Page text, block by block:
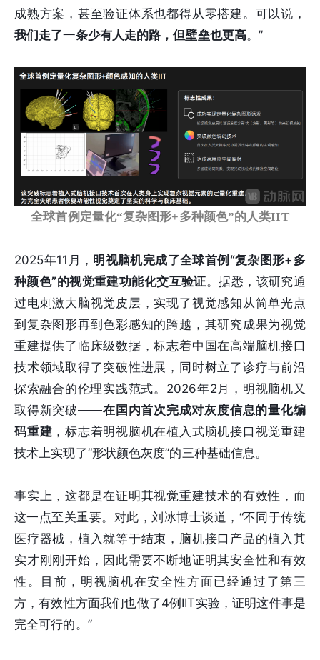
成熟方案，甚至验证体系也都得从零搭建。可以说，
我们走了一条少有人走的路，但壁垒也更高。”
全球首例定量化“复杂图形+多种颜色”的人类IIT
2025年11月， 明视脑机完成了全球首例“复杂图形+多
种颜色”的视觉重建功能化交互验证。据悉，该研究通
过电刺激大脑视觉皮层，实现了视觉感知从简单光点
到复杂图形再到色彩感知的跨越，其研究成果为视觉
重建提供了临床级数据，标志着中国在高端脑机接口
技术领域取得了突破性进展，同时树立了诊疗与前沿
探索融合的伦理实践范式。2026年2月，明视脑机又
取得新突破——在国内首次完成对灰度信息的量化编
码重建 ，标志着明视脑机在植入式脑机接口视觉重建
技术上实现了“形状颜色灰度”的三种基础信息。
事实上，这都是在证明其视觉重建技术的有效性，而
这一点至关重要。对此，刘冰博士谈道，“不同于传统
医疗器械，植入就等于结束，脑机接口产品的植入其
实才刚刚开始，因此需要不断地证明其安全性和有效
性。目前，明视脑机在安全性方面已经通过了第三
方，有效性方面我们也做了4例IIT实验，证明这件事是
完全可行的。”